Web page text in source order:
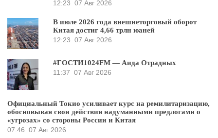
12:23 07 Авг 2026
В июле 2026 года внешнеторговый оборот
Китая достиг 4,66 трлн юаней
12:23 07 Авг 2026
#ГОСТИ1024FM — Аида Отрадных
11:37 07 Авг 2026
Официальный Токио усиливает курс на ремилитаризацию,
обосновывая свои действия надуманными предлогами о
«угрозах» со стороны России и Китая
07:46 07 Авг 2026